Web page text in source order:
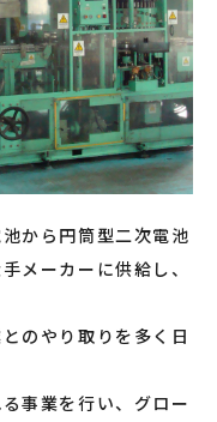
から円筒型二次電池
メーカーに供給し、
のやり取りを多く日
事業を行い、グロー